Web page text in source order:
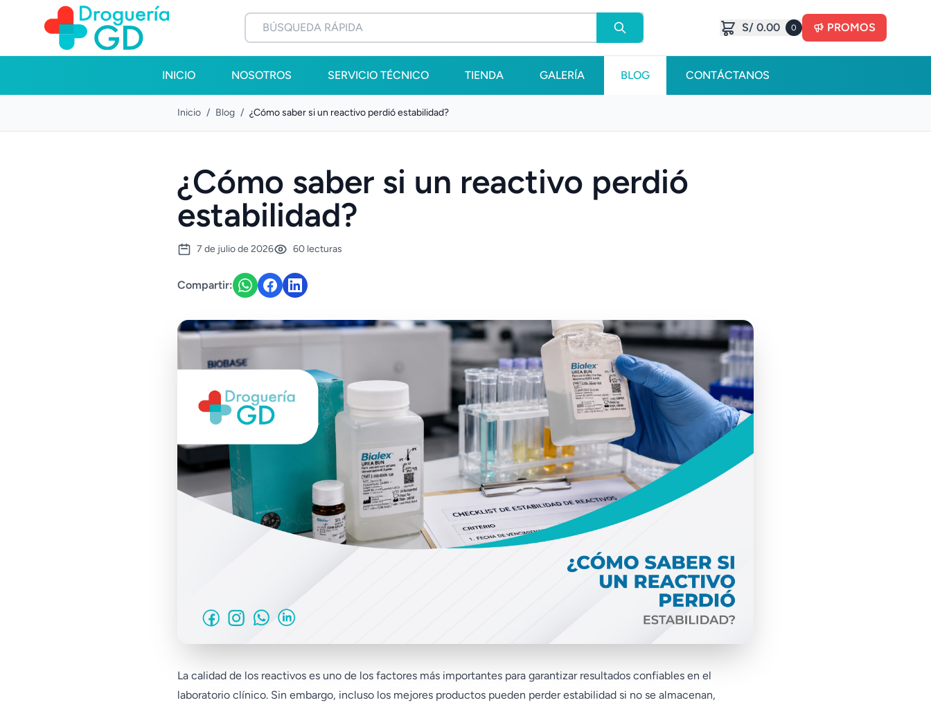
S/ 0.00 0 PROMOS
INICIO NOSOTROS SERVICIO TÉCNICO TIENDA GALERÍA BLOG CONTÁCTANOS
Inicio / Blog / ¿Cómo saber si un reactivo perdió estabilidad?
¿Cómo saber si un reactivo perdió
estabilidad?
7 de julio de 2026 60 lecturas
Compartir:
La calidad de los reactivos es uno de los factores más importantes para garantizar resultados confiables en el
laboratorio clínico. Sin embargo, incluso los mejores productos pueden perder estabilidad si no se almacenan,